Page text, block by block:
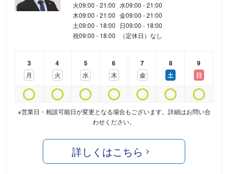
火09:00 - 21:00 水09:00 - 21:00
木09:00 - 21:00 金09:00 - 21:00
土09:00 - 18:00 日09:00 - 18:00
祝09:00 - 18:00 （定休日）なし
3
月
4
火
5
水
6
木
7
金
8
土
9
日
※営業日・相談可能日が変更となる場合もございます。詳細はお問い合
わせください。
詳しくはこちら